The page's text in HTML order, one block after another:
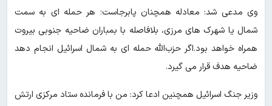
وی مدعی شد: معادله همچنان پابرجاست؛ هر حمله ای به سمت
شمال یا شهرک های مرزی، بلافاصله با بمباران ضاحیه جنوبی بیروت
همراه خواهد بود.اگر حزب‌الله حمله ای به شمال اسرائیل انجام دهد
ضاحیه هدف قرار می گیرد.
وزیر جنگ اسرائیل همچنین ادعا کرد: من با فرمانده ستاد مرکزی ارتش